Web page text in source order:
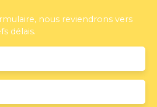
nous reviendrons vers
délais.